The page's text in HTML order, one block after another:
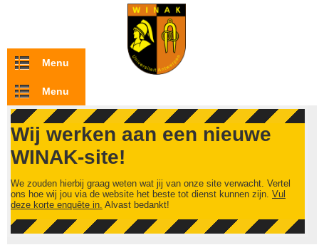
Overslaan en naar de inhoud gaan
Menu
Menu
Wij werken aan een nieuwe
WINAK-site!
We zouden hierbij graag weten wat jij van onze site verwacht. Vertel
ons hoe wij jou via de website het beste tot dienst kunnen zijn. Vul
deze korte enquête in. Alvast bedankt!